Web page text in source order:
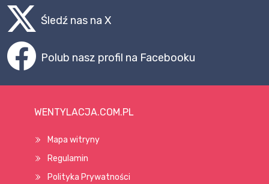
Śledź nas na X
Polub nasz profil na Facebooku
WENTYLACJA.COM.PL
Mapa witryny
Regulamin
Polityka Prywatności